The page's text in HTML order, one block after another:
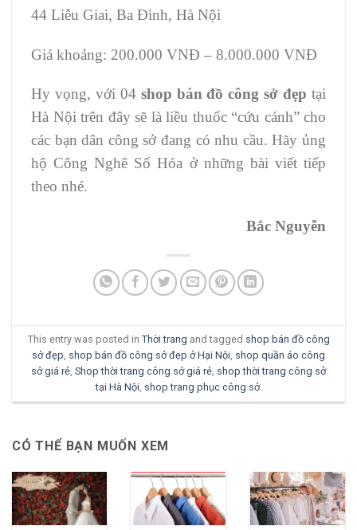
44 Liễu Giai, Ba Đình, Hà Nội
Giá khoảng: 200.000 VNĐ – 8.000.000 VNĐ
Hy vọng, với 04 shop bán đồ công sở đẹp tại
Hà Nội trên đây sẽ là liều thuốc “cứu cánh” cho
các bạn dân công sở đang có nhu cầu. Hãy ủng
hộ Công Nghê Số Hóa ở những bài viết tiếp
theo nhé.
Bắc Nguyễn
This entry was posted in Thời trang and tagged shop bán đồ công
sở đẹp shop bán đồ công sở đẹp ở Hại Nội shop quần áo công
sở giá rẻ Shop thời trang công sở giá rẻ shop thời trang công sở
tại Hà Nội shop trang phục công sở.
CÓ THỂ BẠN MUỐN XEM